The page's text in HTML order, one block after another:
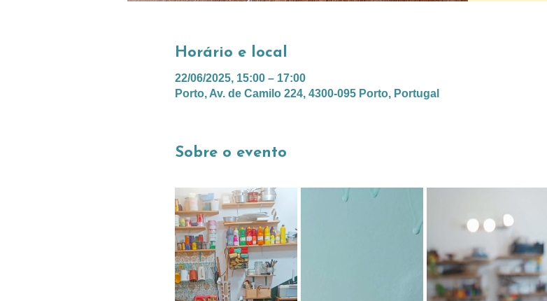
Horário e local
22/06/2025, 15:00 – 17:00
Porto, Av. de Camilo 224, 4300-095 Porto, Portugal
Sobre o evento